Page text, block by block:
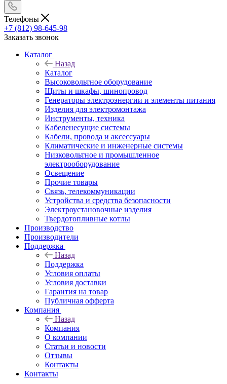
Телефоны
+7 (812) 98-645-98
Заказать звонок
Каталог
Назад
Каталог
Высоковольтное оборудование
Щиты и шкафы, шинопровод
Генераторы электроэнергии и элементы питания
Изделия для электромонтажа
Инструменты, техника
Кабеленесущие системы
Кабели, провода и аксессуары
Климатические и инженерные системы
Низковольтное и промышленное
электрооборудование
Освещение
Прочие товары
Связь, телекоммуникации
Устройства и средства безопасности
Электроустановочные изделия
Твердотопливные котлы
Производство
Производители
Поддержка
Назад
Поддержка
Условия оплаты
Условия доставки
Гарантия на товар
Публичная офферта
Компания
Назад
Компания
О компании
Статьи и новости
Отзывы
Контакты
Контакты